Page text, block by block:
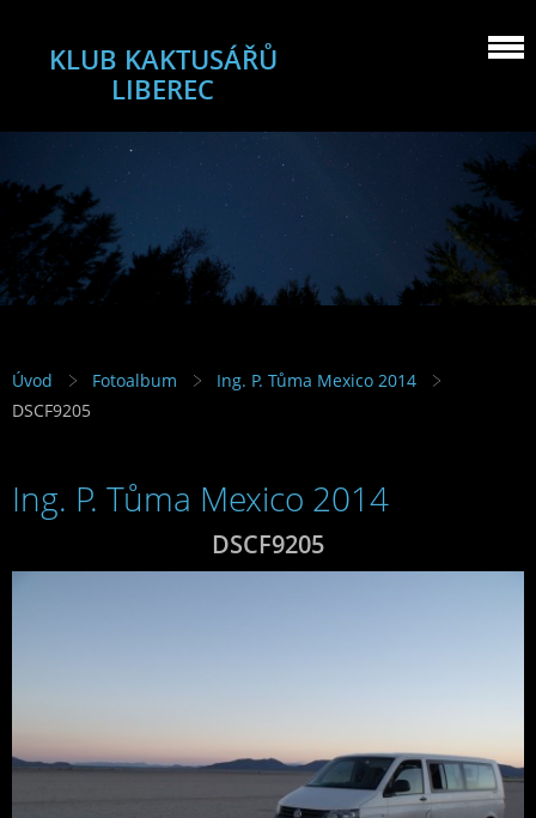
KLUB KAKTUSÁŘŮ
LIBEREC
Úvod Fotoalbum
Ing. P. Tůma Mexico 2014
DSCF9205
Ing. P. Tůma Mexico 2014
DSCF9205